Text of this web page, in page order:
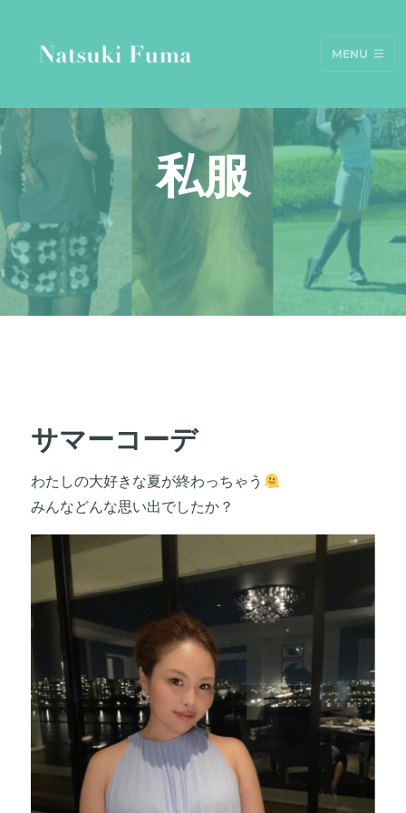
MENU
私服
サマーコーデ
わたしの大好きな夏が終わっちゃう
みんなどんな思い出でしたか？